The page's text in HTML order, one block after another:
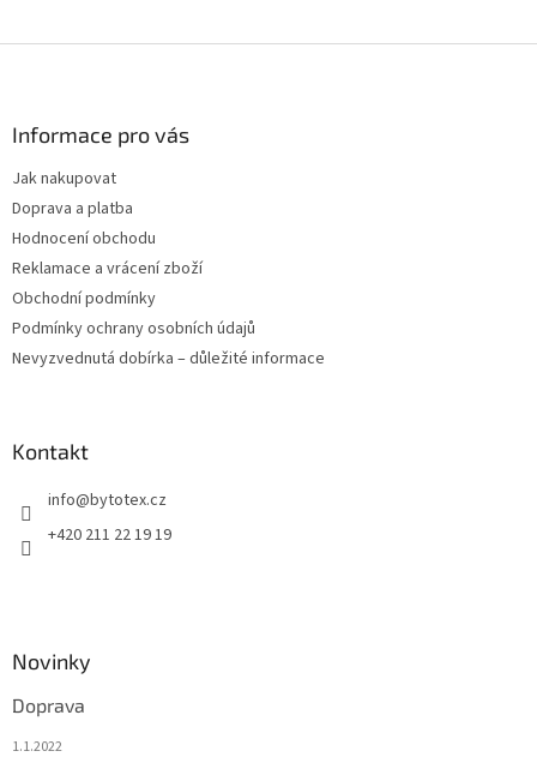
Informace pro vás
Jak nakupovat
Doprava a platba
Hodnocení obchodu
Reklamace a vrácení zboží
Obchodní podmínky
Podmínky ochrany osobních údajů
Nevyzvednutá dobírka – důležité informace
Kontakt
info@bytotex.cz
+420 211 22 19 19
Novinky
Doprava
1.1.2022